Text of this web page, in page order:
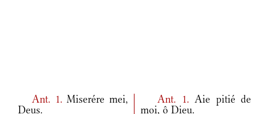
Ant. 1. Miserére mei,
Deus.
Ant. 1. Aie pitié de
moi, ô Dieu.